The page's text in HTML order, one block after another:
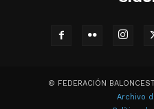
© FEDERACIÓN
Archivo